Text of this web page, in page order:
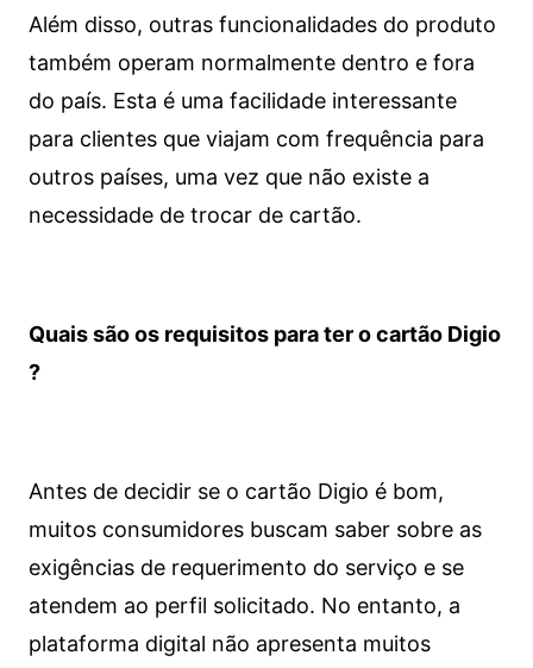
Além disso, outras funcionalidades do produto
também operam normalmente dentro e fora
do país. Esta é uma facilidade interessante
para clientes que viajam com frequência para
outros países, uma vez que não existe a
necessidade de trocar de cartão.
Quais são os requisitos para ter o cartão Digio
?
Antes de decidir se o cartão Digio é bom,
muitos consumidores buscam saber sobre as
exigências de requerimento do serviço e se
atendem ao perfil solicitado. No entanto, a
plataforma digital não apresenta muitos